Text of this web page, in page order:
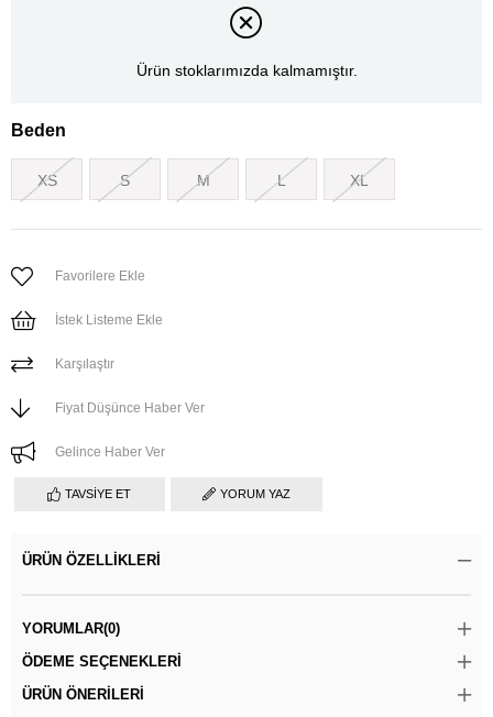
Ürün stoklarımızda kalmamıştır.
Beden
XS S M L XL
Favorilere Ekle
İstek Listeme Ekle
Karşılaştır
Fiyat Düşünce Haber Ver
Gelince Haber Ver
TAVSIYE ET YORUM YAZ
ÜRÜN ÖZELLIKLERI
YORUMLAR(0)
ÖDEME SEÇENEKLERI
ÜRÜN ÖNERILERI